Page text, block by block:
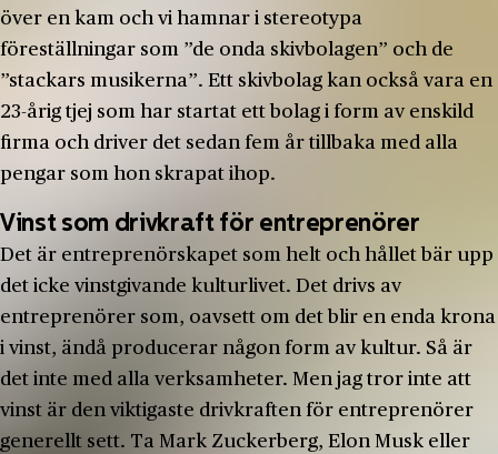
över en kam och vi hamnar i stereotypa
föreställningar som ”de onda skivbolagen” och de
”stackars musikerna”. Ett skivbolag kan också vara en
23-årig tjej som har startat ett bolag i form av enskild
firma och driver det sedan fem år tillbaka med alla
pengar som hon skrapat ihop.
Vinst som drivkraft för entreprenörer
Det är entreprenörskapet som helt och hållet bär upp
det icke vinstgivande kulturlivet. Det drivs av
entreprenörer som, oavsett om det blir en enda krona
i vinst, ändå producerar någon form av kultur. Så är
det inte med alla verksamheter. Men jag tror inte att
vinst är den viktigaste drivkraften för entreprenörer
generellt sett. Ta Mark Zuckerberg, Elon Musk eller